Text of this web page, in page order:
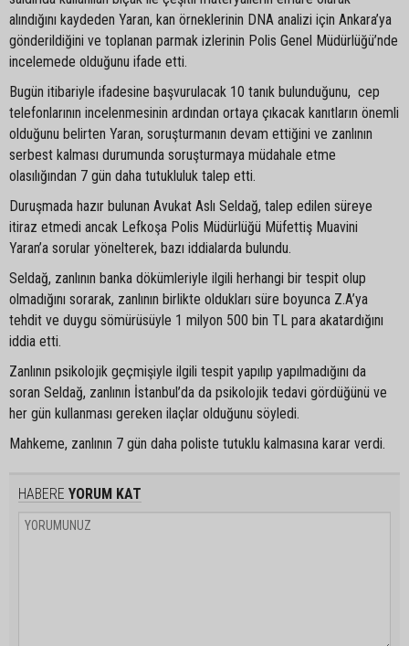
alındığını kaydeden Yaran, kan örneklerinin DNA analizi için Ankara’ya
gönderildiğini ve toplanan parmak izlerinin Polis Genel Müdürlüğü’nde
incelemede olduğunu ifade etti.
Bugün itibariyle ifadesine başvurulacak 10 tanık bulunduğunu, cep
telefonlarının incelenmesinin ardından ortaya çıkacak kanıtların önemli
olduğunu belirten Yaran, soruşturmanın devam ettiğini ve zanlının
serbest kalması durumunda soruşturmaya müdahale etme
olasılığından 7 gün daha tutukluluk talep etti.
Duruşmada hazır bulunan Avukat Aslı Seldağ, talep edilen süreye
itiraz etmedi ancak Lefkoşa Polis Müdürlüğü Müfettiş Muavini
Yaran’a sorular yönelterek, bazı iddialarda bulundu.
Seldağ, zanlının banka dökümleriyle ilgili herhangi bir tespit olup
olmadığını sorarak, zanlının birlikte oldukları süre boyunca Z.A’ya
tehdit ve duygu sömürüsüyle 1 milyon 500 bin TL para akatardığını
iddia etti.
Zanlının psikolojik geçmişiyle ilgili tespit yapılıp yapılmadığını da
soran Seldağ, zanlının İstanbul’da da psikolojik tedavi gördüğünü ve
her gün kullanması gereken ilaçlar olduğunu söyledi.
Mahkeme, zanlının 7 gün daha poliste tutuklu kalmasına karar verdi.
HABERE YORUM KAT